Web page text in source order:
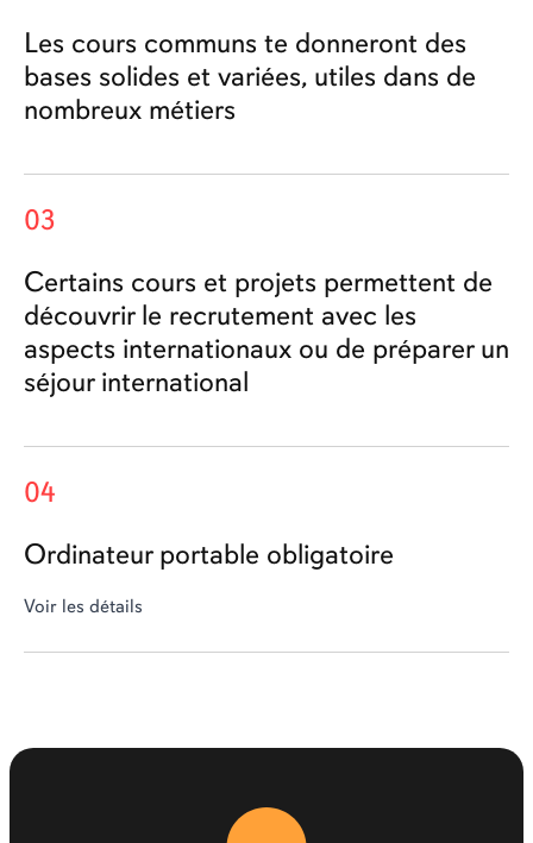
Les cours communs te donneront des
bases solides et variées, utiles dans de
nombreux métiers
03
Certains cours et projets permettent de
découvrir le recrutement avec les
aspects internationaux ou de préparer un
séjour international
04
Ordinateur portable obligatoire
Voir les détails